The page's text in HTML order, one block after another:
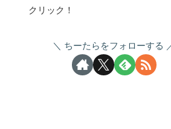
クリック！
ちーたらをフォローする